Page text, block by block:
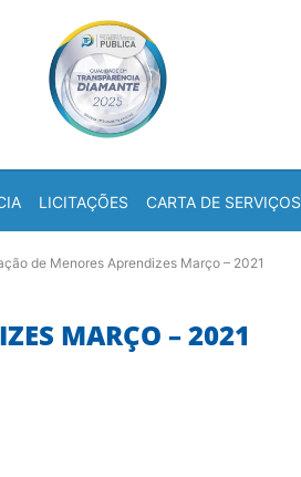
LICITAÇÕES CARTA DE SERVIÇOS
de Menores Aprendizes Março – 2021
MARÇO – 2021